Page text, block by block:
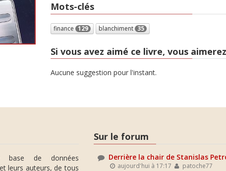
Mots-clés
finance 129 blanchiment 35
Si vous avez aimé ce livre, vous
Aucune suggestion pour l'instant.
base de données
leurs auteurs, de tous
Sur le forum
Derrière la chair de Stanislas
aujourd'hui à 17:17 patoche77